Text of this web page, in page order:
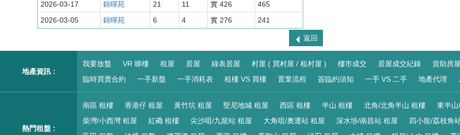
2026-03-17
錦暉苑 21 11 實 426
465
2026-03-05
錦暉苑 6 4 實 276 241
返回
地產資訊 :
我要放盤 VR 睇樓 租屋 居屋 綠表居屋 村屋 ( 買村屋 / 租村屋 ) 樓市成交 居屋成交紀錄 資助房
臨時買賣合約
一手新盤 一手消耗表 租樓 VS 買樓 置業流程 簽臨約須知 一手 VS 二手 地產代理
熱門租盤 :
南區 租樓 香港仔 租屋 黃竹坑 租屋 堅尼地城 租屋 西區 租樓 半山 租樓 北角/北角半山 租樓 東半山
柴灣/小西灣 租屋
紅磡 租樓 尖沙咀/九龍站 租屋 大角咀/奧運站 租屋 深水埗/南昌站 租屋 四小龍/荔枝角